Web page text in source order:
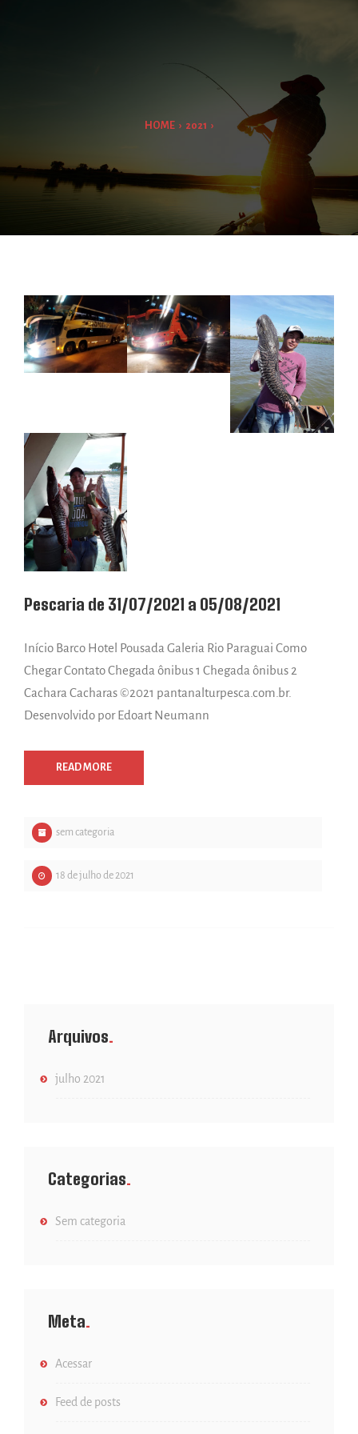
HOME › 2021 ›
Pescaria de 31/07/2021 a 05/08/2021
Início Barco Hotel Pousada Galeria Rio Paraguai Como
Chegar Contato Chegada ônibus 1 Chegada ônibus 2
Cachara Cacharas ©2021 pantanalturpesca.com.br.
Desenvolvido por Edoart Neumann
READ MORE
sem categoria
18 de julho de 2021
Arquivos
julho 2021
Categorias
Sem categoria
Meta
Acessar
Feed de posts